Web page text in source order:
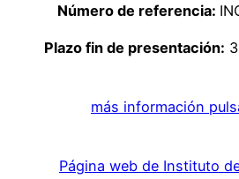
Número de referencia:
Plazo fin de presentación:
más información
Página web de Instituto